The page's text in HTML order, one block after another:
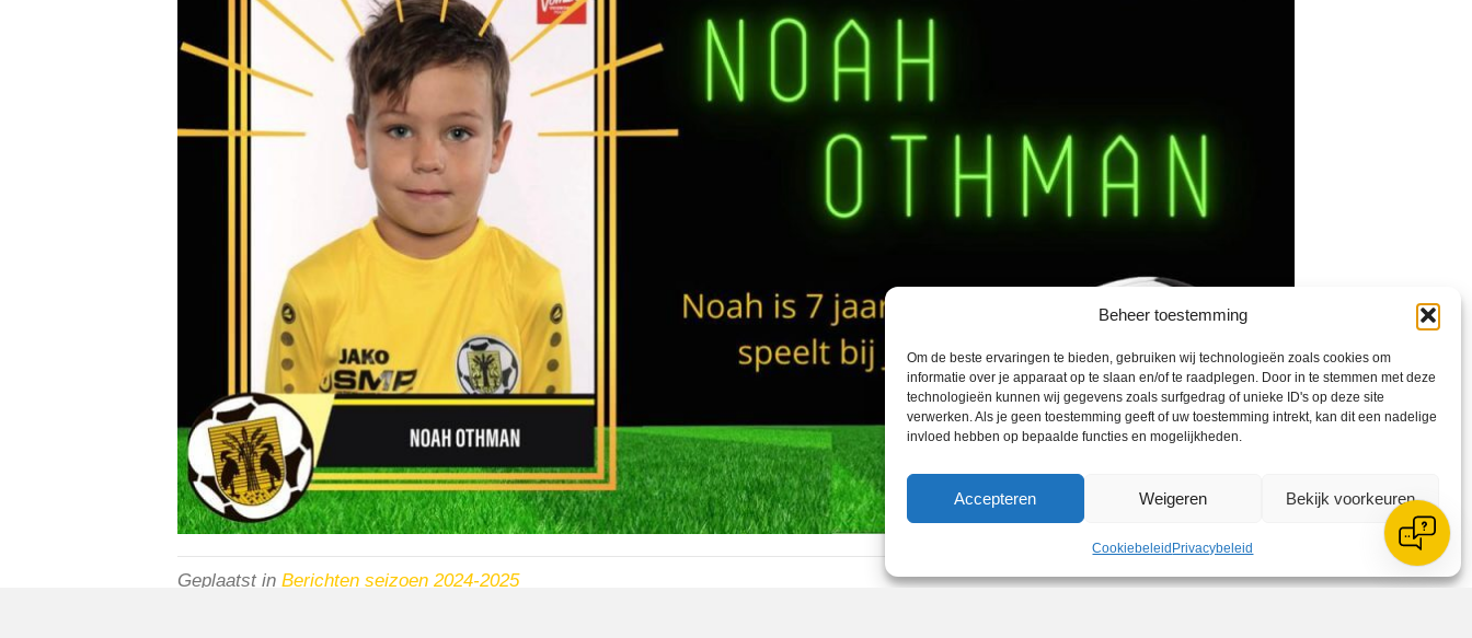
Beheer toestemming
Om de beste ervaringen te bieden, gebruiken wij technologieën zoals cookies om
informatie over je apparaat op te slaan en/of te raadplegen. Door in te stemmen met deze
technologieën kunnen wij gegevens zoals surfgedrag of unieke ID's op deze site
verwerken. Als je geen toestemming geeft of uw toestemming intrekt, kan dit een nadelige
invloed hebben op bepaalde functies en mogelijkheden.
Accepteren Weigeren Bekijk voorkeuren
Cookiebeleid Privacybeleid
Geplaatst in Berichten seizoen 2024-2025